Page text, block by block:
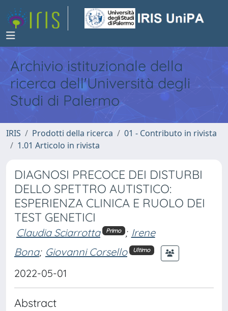
Archivio istituzionale della
ricerca dell'Università degli
Studi di Palermo
IRIS Prodotti della ricerca
01 - Contributo in rivista
1.01 Articolo in rivista
DIAGNOSI PRECOCE DEI DISTURBI
DELLO SPETTRO AUTISTICO:
ESPERIENZA CLINICA E RUOLO DEI
TEST GENETICI
Claudia Sciarrotta Primo ; Irene
Bona; Giovanni Corsello Ultimo
2022-05-01
Abstract